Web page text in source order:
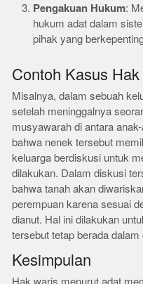
Pengakuan Hukum:
hukum adat dalam
pihak yang
Contoh Kasus
Misalnya, dalam sebuah
setelah meninggalnya
musyawarah di antara
bahwa nenek tersebut
keluarga berdiskusi untuk
dilakukan. Dalam diskusi
bahwa tanah akan
perempuan karena sesuai
dianut. Hal ini dilakukan
tersebut tetap berada
Kesimpulan